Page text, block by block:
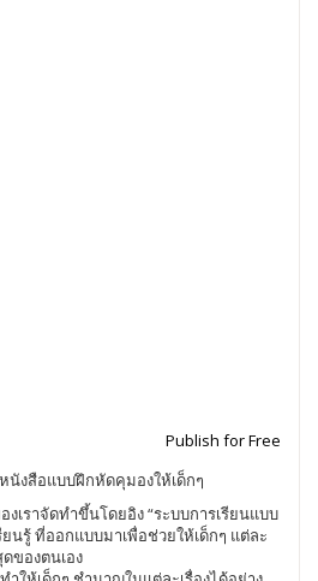
Publish for Free
นังสือแบบฝึกหัดคุมองให้เด็กๆ
เราจัดทำขึ้นโดยอิง “ระบบการเรียนแบบ
ยนรู้ ที่ออกแบบมาเพื่อช่วยให้เด็กๆ แต่ละ
ของตนเอง